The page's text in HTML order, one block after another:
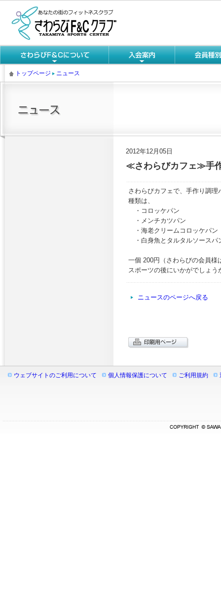
トップページ ニュース
2012年12月05日
≪さわらびカフェ≫手
さわらびカフェで、手作り調
種類は、
・コロッケパン
・メンチカツパン
・海老クリームコロッケパン
・白身魚とタルタルソー
一個 200円（さわらびの会員様
スポーツの後にいかがでしょう
ニュースのページへ戻る
ウェブサイトのご利用について 個人情報保護について ご利用規約